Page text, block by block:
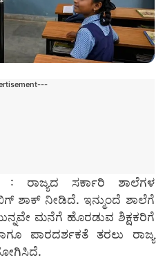
: ರಾಜ್ಯದ ಸರ್ಕಾರಿ ಶಾಲೆಗಳ
ಶಾಕ್ ನೀಡಿದೆ. ಇನ್ಮುಂದೆ ಶಾಲೆಗೆ
ಮನೆಗೆ ಹೊರಡುವ ಶಿಕ್ಷಕರಿಗೆ
ಪಾರದರ್ಶಕತೆ ತರಲು ರಾಜ್ಯ